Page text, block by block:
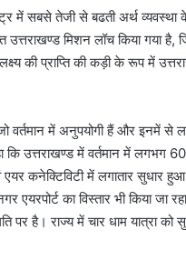
में सबसे तेजी से बढती अर्थ
मिशन लॉच किया गया
की प्राप्ति की कड़ी के रूप में
वर्तमान में अनुपयोगी हैं और इनमें
कि उत्तराखण्ड में वर्तमान में लगभग
कनेक्टिविटी में लगातार सुधार
एयरपोर्ट का विस्तार भी किया जा
पर है। राज्य में चार धाम यात्रा को